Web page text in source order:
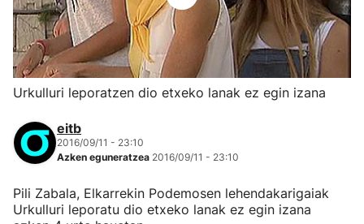
Urkulluri leporatzen dio etxeko lanak ez egin izana
eitb
2016/09/11 - 23:10
Azken eguneratzea 2016/09/11 - 23:10
Pili Zabala, Elkarrekin Podemosen lehendakarigaiak
Urkulluri leporatu dio etxeko lanak ez egin izana